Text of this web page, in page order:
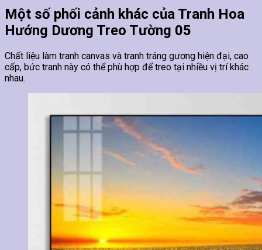
Một số phối cảnh khác của Tranh Hoa
Hướng Dương Treo Tường 05
Chất liệu làm tranh canvas và tranh tráng gương hiện đại, cao
cấp, bức tranh này có thể phù hợp để treo tại nhiều vị trí khác
nhau.